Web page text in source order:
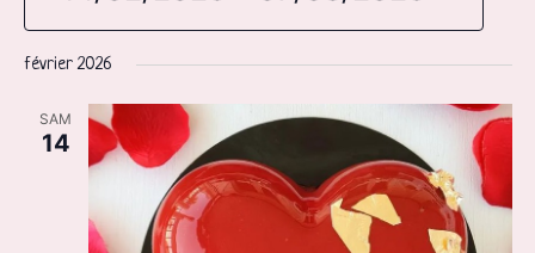
date.
février 2026
SAM
14